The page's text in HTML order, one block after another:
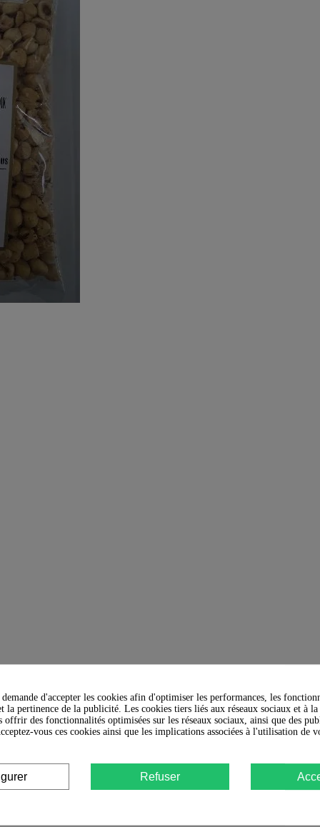
demande d'accepter les cookies afin d'optimiser les performances, les
la pertinence de la publicité. Les cookies tiers liés aux réseaux sociaux et à
offrir des fonctionnalités optimisées sur les réseaux sociaux, ainsi que des
vous ces cookies ainsi que les implications associées à l'utilisation de
Refuser